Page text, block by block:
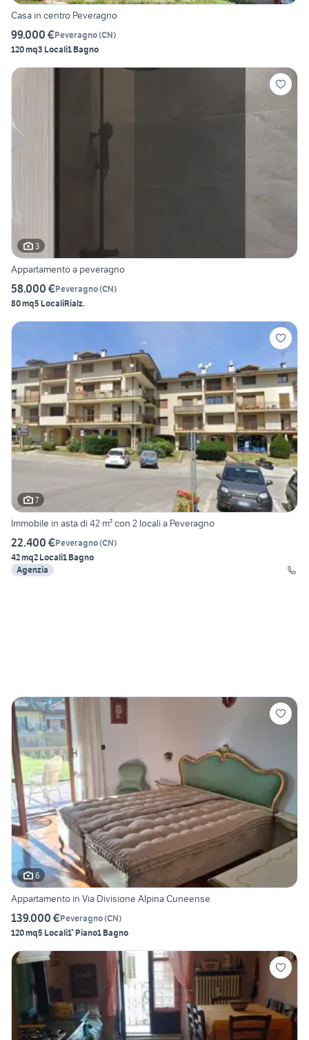
Casa in centro Peveragno
99.000 €Peveragno(CN)
120 mq3 Locali1 Bagno
3
Appartamento a peveragno
58.000 €Peveragno(CN)
80 mq5 LocaliRialz.
7
Immobile in asta di 42 m² con 2 locali a Peveragno
22.400 €Peveragno(CN)
42 mq2 Locali1 Bagno
Agenzia
6
Appartamento in Via Divisione Alpina Cuneense
139.000 €Peveragno(CN)
120 mq5 Locali1° Piano1 Bagno